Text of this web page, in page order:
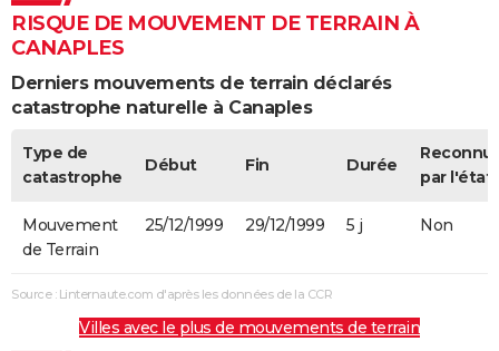
RISQUE DE MOUVEMENT DE TERRAIN À
CANAPLES
Derniers mouvements de terrain déclarés
catastrophe naturelle à Canaples
Type de
catastrophe
Début Fin Durée
par l'état
Mouvement
de Terrain
25/12/1999 29/12/1999 5 j Non
Source : Linternaute.com d'après les données de la CCR
Villes avec le plus de mouvements de terrain